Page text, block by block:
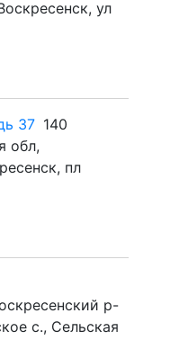
ул
37 140
обл,
пл
р-
с., Сельская